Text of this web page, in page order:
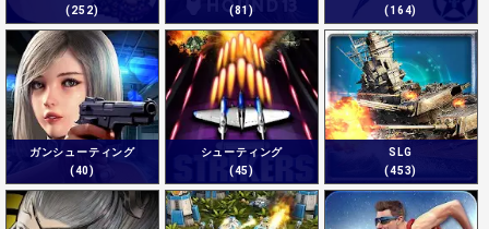
(252)
(81)
(164)
ガンシューティング
(40)
シューティング
(45)
SLG
(453)